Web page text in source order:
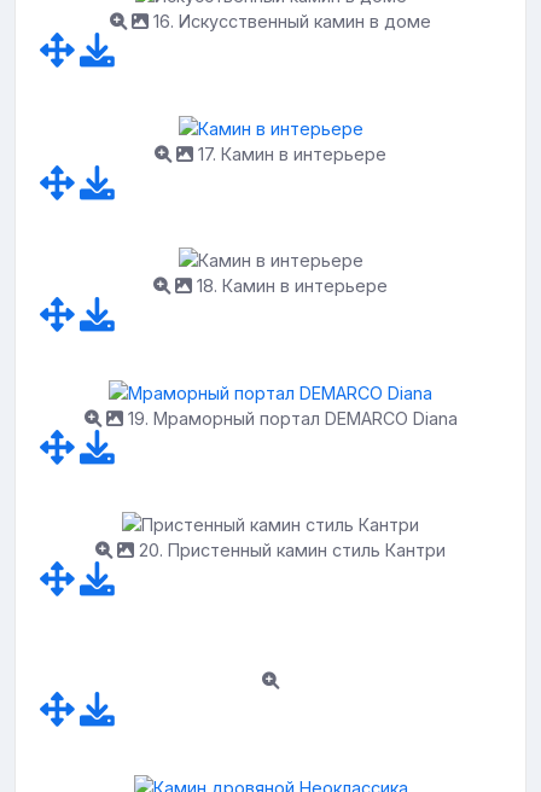
16. Искусственный камин в доме
17. Камин в интерьере
18. Камин в интерьере
19. Мраморный портал DEMARCO Diana
20. Пристенный камин стиль Кантри